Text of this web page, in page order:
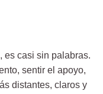
es casi sin palabras.
sentir el apoyo,
distantes, claros y